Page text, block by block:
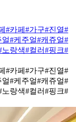
#카페 #가구#진열#
얼#케주얼#캐쥬얼#
노랑색#컬러#핑크#
#카페 #가구#진열#
얼#케주얼#캐쥬얼#
노랑색#컬러#핑크#